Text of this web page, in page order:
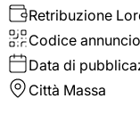
Retribuzione
Codice annuncio
Data di
Città Massa